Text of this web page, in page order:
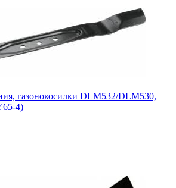
газонокосилки DLM532/DLM530,
4)